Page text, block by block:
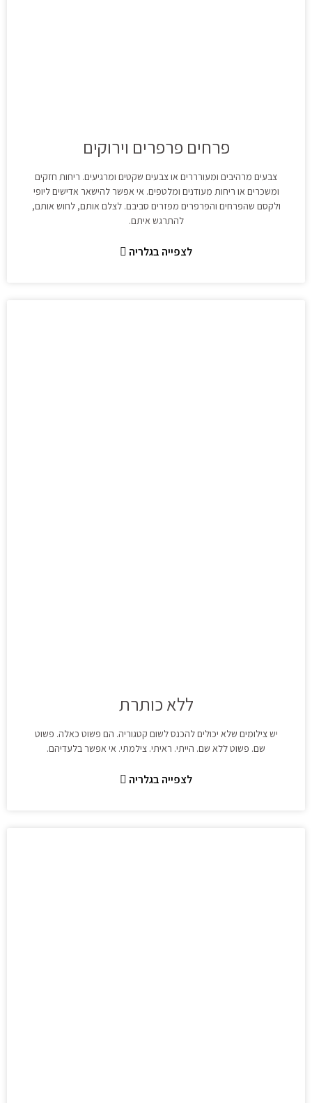
פרחים פרפרים וירוקים
צבעים מרהיבים ומעורררים או צבעים שקטים ומרגיעים. ריחות חזקים
ומשכרים או ריחות מעודנים ומלטפים. אי אפשר להישאר אדישים ליופי
ולקסם שהפרחים והפרפרים מפזרים סביבם. לצלם אותם, לחוש אותם,
להתרגש איתם.
לצפייה בגלריה
ללא כותרת
יש צילומים שלא יכולים להכנס לשום קטגוריה. הם פשוט כאלה. פשוט
שם. פשוט ללא שם. הייתי. ראיתי. צילמתי. אי אפשר בלעדיהם.
לצפייה בגלריה